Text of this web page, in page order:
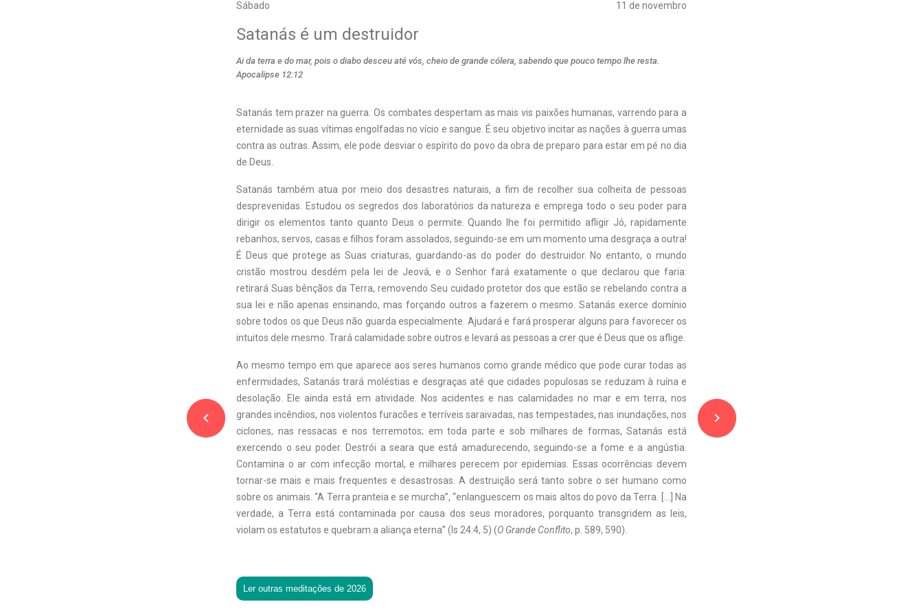
Sábado 11 de novembro
navigate_before
Satanás é um destruidor
Ai da terra e do mar, pois o diabo desceu até vós, cheio de grande cólera, sabendo que pouco tempo lhe resta.
Apocalipse 12:12
Satanás tem prazer na guerra. Os combates despertam as mais vis paixões humanas, varrendo para a
eternidade as suas vítimas engolfadas no vício e sangue. É seu objetivo incitar as nações à guerra umas
contra as outras. Assim, ele pode desviar o espírito do povo da obra de preparo para estar em pé no dia
de Deus.
Satanás também atua por meio dos desastres naturais, a fim de recolher sua colheita de pessoas
desprevenidas. Estudou os segredos dos laboratórios da natureza e emprega todo o seu poder para
dirigir os elementos tanto quanto Deus o permite. Quando lhe foi permitido afligir Jó, rapidamente
rebanhos, servos, casas e filhos foram assolados, seguindo-se em um momento uma desgraça a outra!
É Deus que protege as Suas criaturas, guardando-as do poder do destruidor. No entanto, o mundo
cristão mostrou desdém pela lei de Jeová, e o Senhor fará exatamente o que declarou que faria:
retirará Suas bênçãos da Terra, removendo Seu cuidado protetor dos que estão se rebelando contra a
sua lei e não apenas ensinando, mas forçando outros a fazerem o mesmo. Satanás exerce domínio
sobre todos os que Deus não guarda especialmente. Ajudará e fará prosperar alguns para favorecer os
intuitos dele mesmo. Trará calamidade sobre outros e levará as pessoas a crer que é Deus que os aflige.
Ao mesmo tempo em que aparece aos seres humanos como grande médico que pode curar todas as
enfermidades, Satanás trará moléstias e desgraças até que cidades populosas se reduzam à ruína e
desolação. Ele ainda está em atividade. Nos acidentes e nas calamidades no mar e em terra, nos
grandes incêndios, nos violentos furacões e terríveis saraivadas, nas tempestades, nas inundações, nos
ciclones, nas ressacas e nos terremotos; em toda parte e sob milhares de formas, Satanás está
exercendo o seu poder. Destrói a seara que está amadurecendo, seguindo-se a fome e a angústia.
Contamina o ar com infecção mortal, e milhares perecem por epidemias. Essas ocorrências devem
tornar-se mais e mais frequentes e desastrosas. A destruição será tanto sobre o ser humano como
sobre os animais. “A Terra pranteia e se murcha”, “enlanguescem os mais altos do povo da Terra. […] Na
verdade, a Terra está contaminada por causa dos seus moradores, porquanto transgridem as leis,
violam os estatutos e quebram a aliança eterna” (Is 24:4, 5) (O Grande Conflito, p. 589, 590).
Ler outras meditações de 2026
navigate_next